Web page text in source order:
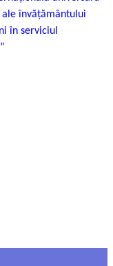
învățământului
în serviciul